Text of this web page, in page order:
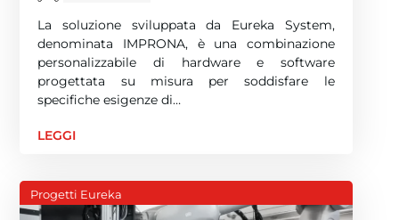
La soluzione sviluppata da Eureka System,
denominata IMPRONA, è una combinazione
personalizzabile di hardware e software
progettata su misura per soddisfare le
specifiche esigenze di…
LEGGI
Progetti Eureka